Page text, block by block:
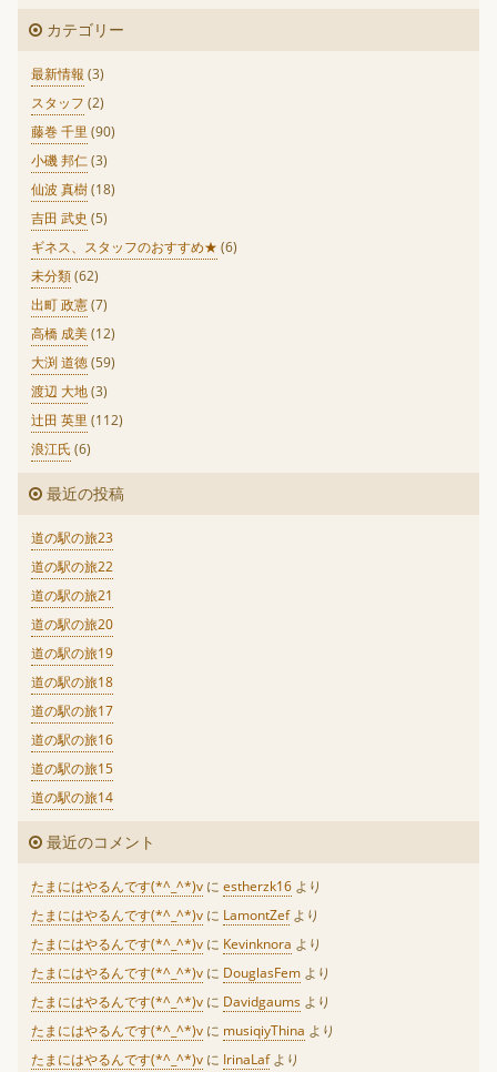
カテゴリー
最新情報 (3)
スタッフ (2)
藤巻 千里 (90)
小磯 邦仁(3)
仙波 真樹(18)
吉田 武史 (5)
ギネス、スタッフのおすすめ★ (6)
未分類(62)
出町 政憲(7)
高橋 成美(12)
大渕 道徳(59)
渡辺 大地(3)
辻田 英里 (112)
浪江氏 (6)
最近の投稿
道の駅の旅23
道の駅の旅22
道の駅の旅21
道の駅の旅20
道の駅の旅19
道の駅の旅18
道の駅の旅17
道の駅の旅16
道の駅の旅15
道の駅の旅14
最近のコメント
たまにはやるんです(*^_^*)v に estherzk16 より
たまにはやるんです(*^_^*)v に LamontZefより
たまにはやるんです(*^_^*)v に Kevinknora より
たまにはやるんです(*^_^*)v に DouglasFem より
たまにはやるんです(*^_^*)v に Davidgaums より
たまにはやるんです(*^_^*)v に musiqiyThina より
たまにはやるんです(*^_^*)v に IrinaLafより